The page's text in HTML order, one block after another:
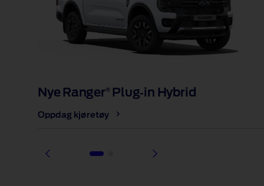
Nye Ranger®Plug‑in Hybrid
Oppdag kjøretøy